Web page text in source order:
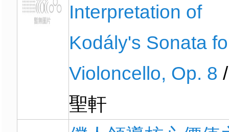
Interpretation of
Kodály's Sonata
Violoncello, Op. 8
聖軒